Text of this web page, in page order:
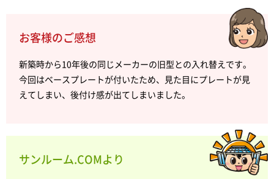
お客様のご感想
新築時から10年後の同じメーカーの旧型との入れ替えです。
今回はベースプレートが付いたため、見た目にプレートが見
えてしまい、後付け感が出てしまいました。
サンルーム.COMより